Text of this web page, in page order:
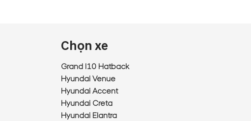
Chọn xe
Grand I10 Hatback
Hyundai Venue
Hyundai Accent
Hyundai Creta
Hyundai Elantra